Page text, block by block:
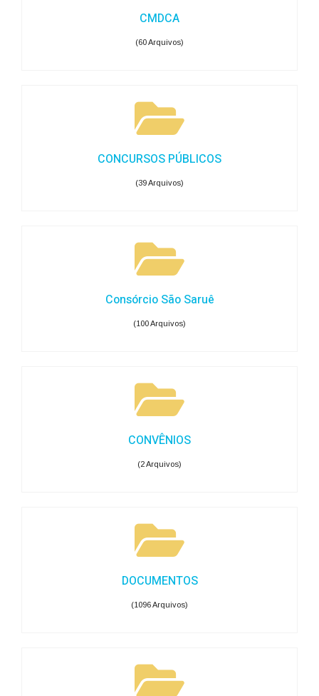
CMDCA
(60 Arquivos)
CONCURSOS PÚBLICOS
(39 Arquivos)
Consórcio São Saruê
(100 Arquivos)
CONVÊNIOS
(2 Arquivos)
DOCUMENTOS
(1096 Arquivos)